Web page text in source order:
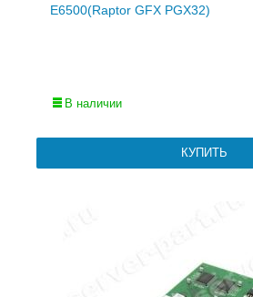
E6500(Raptor GFX PGX32)
В наличии